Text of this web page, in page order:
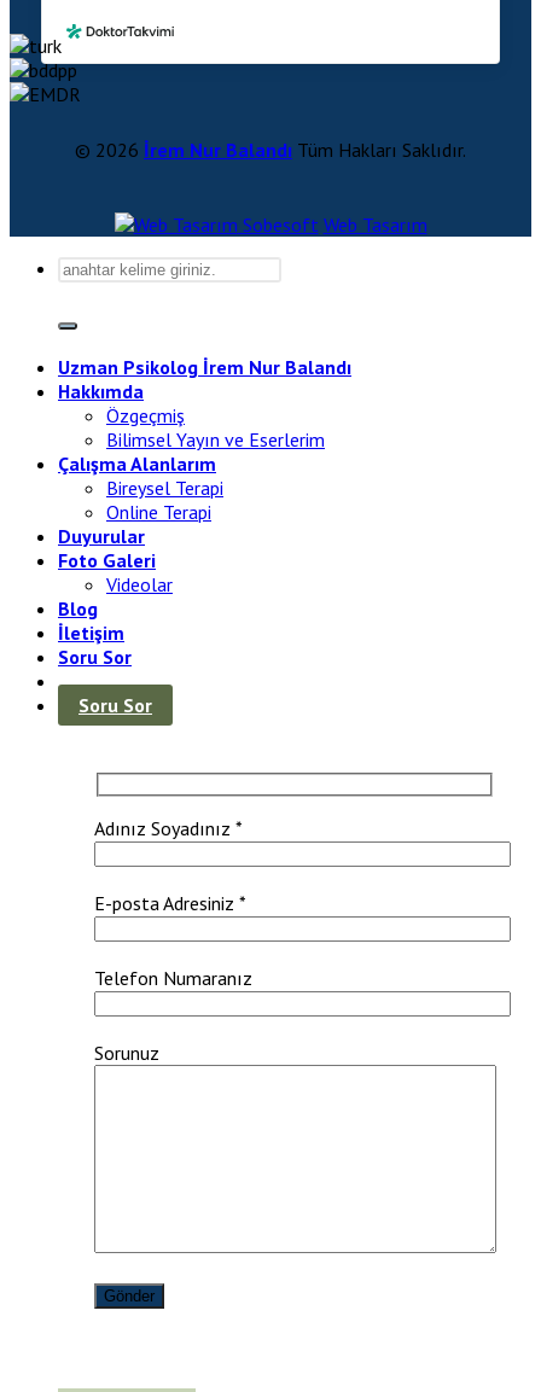
© 2026 İrem Nur Balandı Tüm Hakları Saklıdır.
Sobesoft Web Tasarım
Uzman Psikolog İrem Nur Balandı
Hakkımda
Özgeçmiş
Bilimsel Yayın ve Eserlerim
Çalışma Alanlarım
Bireysel Terapi
Online Terapi
Duyurular
Foto Galeri
Videolar
Blog
İletişim
Soru Sor
Soru Sor
Adınız Soyadınız *
E-posta Adresiniz *
Telefon Numaranız
Sorunuz